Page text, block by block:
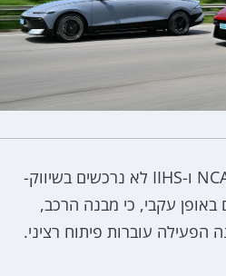
ולבסוף, הבטיחות. ציוני NCAP ו-IIHS לא נרכשים בשיווק-
באופן עקבי, כי מבנה הרכב,
הפעילה עוברות פיתוח רציני.